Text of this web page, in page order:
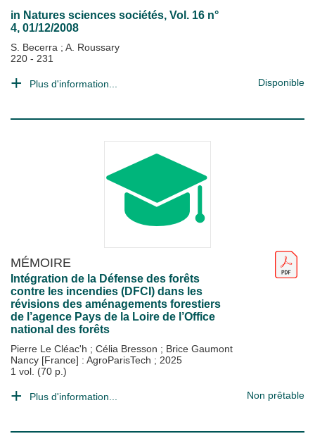
in Natures sciences sociétés, Vol. 16 n°
4, 01/12/2008
S. Becerra ; A. Roussary
220 - 231
Plus d'information... Disponible
MÉMOIRE
Intégration de la Défense des forêts
contre les incendies (DFCI) dans les
révisions des aménagements forestiers
de l’agence Pays de la Loire de l’Office
national des forêts
Pierre Le Cléac'h ; Célia Bresson ; Brice Gaumont
Nancy [France] : AgroParisTech ; 2025
1 vol. (70 p.)
Plus d'information... Non prêtable